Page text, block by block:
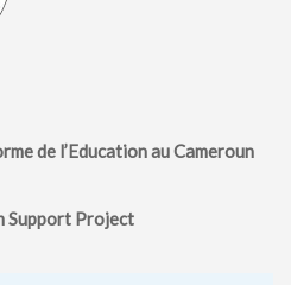
de l’Education au Cameroun
Support Project